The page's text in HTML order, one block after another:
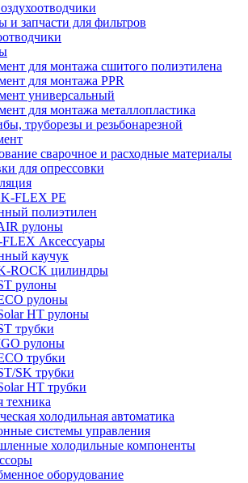
и запчасти для фильтров
для монтажа сшитого полиэтилена
для монтажа PPR
универсальный
для монтажа металлопластика
труборезы и резьбонарезной
сварочное и расходные материалы
для опрессовки
FLEX PE
полиэтилен
рулоны
Аксессуары
каучук
ROCK цилиндры
рулоны
рулоны
HT рулоны
трубки
рулоны
трубки
SK трубки
HT трубки
техника
холодильная автоматика
системы управления
холодильные компоненты
оборудование